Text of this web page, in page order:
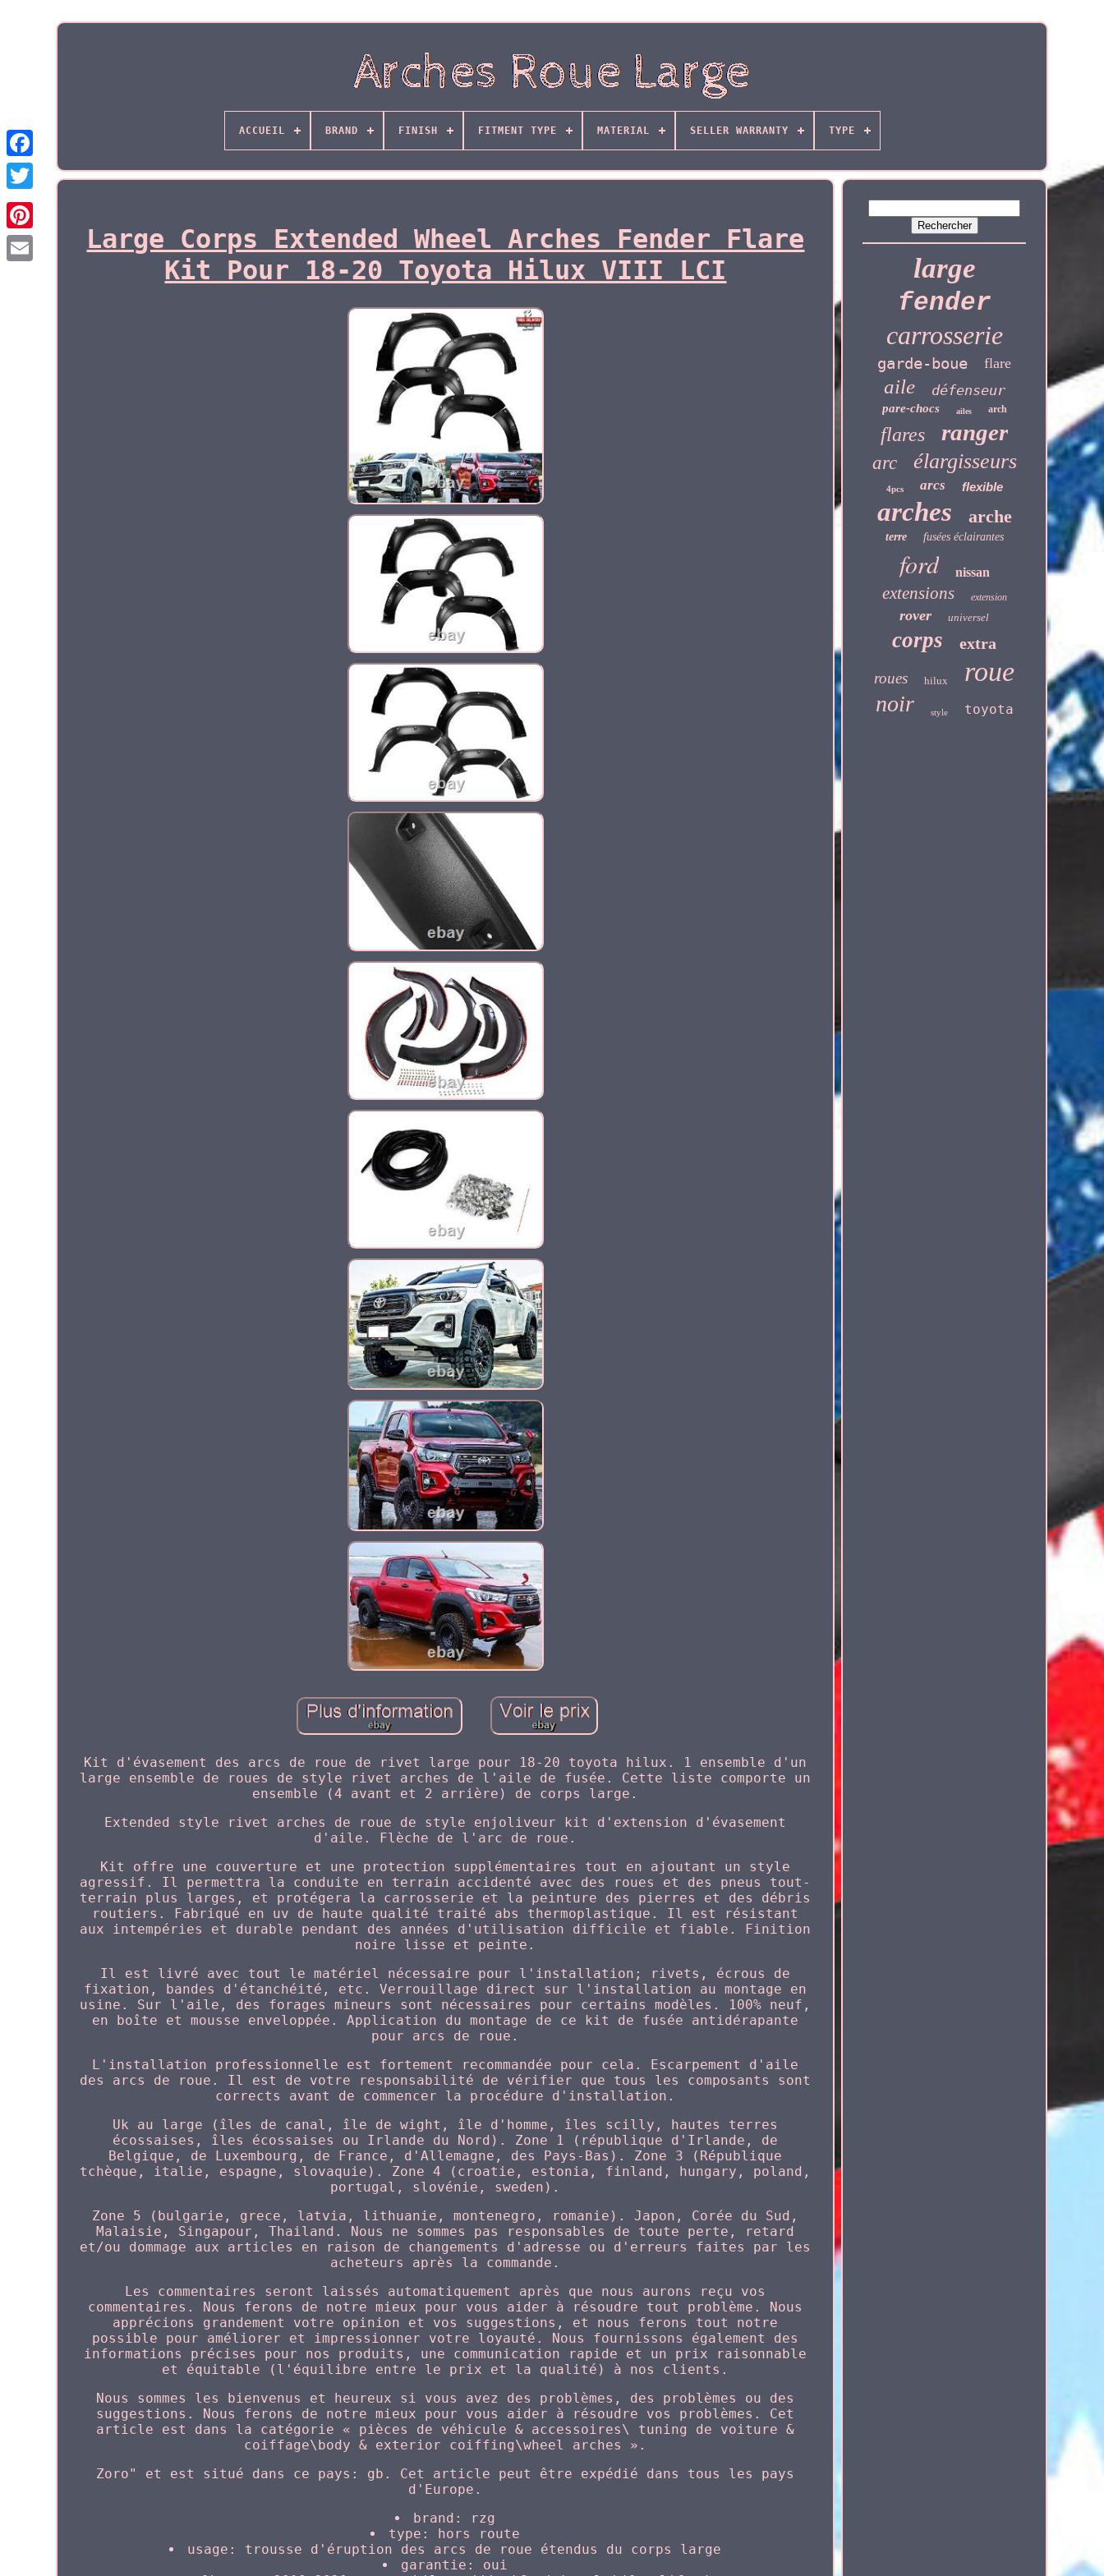
ACCUEIL BRAND FINISH FITMENT TYPE MATERIAL SELLER WARRANTY TYPE
Large Corps Extended Wheel Arches Fender Flare
Kit Pour 18-20 Toyota Hilux VIII LCI
Kit d'évasement des arcs de roue de rivet large pour 18-20 toyota hilux. 1 ensemble d'un
large ensemble de roues de style rivet arches de l'aile de fusée. Cette liste comporte un
ensemble (4 avant et 2 arrière) de corps large.
Extended style rivet arches de roue de style enjoliveur kit d'extension d'évasement
d'aile. Flèche de l'arc de roue.
Kit offre une couverture et une protection supplémentaires tout en ajoutant un style
agressif. Il permettra la conduite en terrain accidenté avec des roues et des pneus tout-
terrain plus larges, et protégera la carrosserie et la peinture des pierres et des débris
routiers. Fabriqué en uv de haute qualité traité abs thermoplastique. Il est résistant
aux intempéries et durable pendant des années d'utilisation difficile et fiable. Finition
noire lisse et peinte.
Il est livré avec tout le matériel nécessaire pour l'installation; rivets, écrous de
fixation, bandes d'étanchéité, etc. Verrouillage direct sur l'installation au montage en
usine. Sur l'aile, des forages mineurs sont nécessaires pour certains modèles. 100% neuf,
en boîte et mousse enveloppée. Application du montage de ce kit de fusée antidérapante
pour arcs de roue.
L'installation professionnelle est fortement recommandée pour cela. Escarpement d'aile
des arcs de roue. Il est de votre responsabilité de vérifier que tous les composants sont
corrects avant de commencer la procédure d'installation.
Uk au large (îles de canal, île de wight, île d'homme, îles scilly, hautes terres
écossaises, îles écossaises ou Irlande du Nord). Zone 1 (république d'Irlande, de
Belgique, de Luxembourg, de France, d'Allemagne, des Pays-Bas). Zone 3 (République
tchèque, italie, espagne, slovaquie). Zone 4 (croatie, estonia, finland, hungary, poland,
portugal, slovénie, sweden).
Zone 5 (bulgarie, grece, latvia, lithuanie, montenegro, romanie). Japon, Corée du Sud,
Malaisie, Singapour, Thailand. Nous ne sommes pas responsables de toute perte, retard
et/ou dommage aux articles en raison de changements d'adresse ou d'erreurs faites par les
acheteurs après la commande.
Les commentaires seront laissés automatiquement après que nous aurons reçu vos
commentaires. Nous ferons de notre mieux pour vous aider à résoudre tout problème. Nous
apprécions grandement votre opinion et vos suggestions, et nous ferons tout notre
possible pour améliorer et impressionner votre loyauté. Nous fournissons également des
informations précises pour nos produits, une communication rapide et un prix raisonnable
et équitable (l'équilibre entre le prix et la qualité) à nos clients.
Nous sommes les bienvenus et heureux si vous avez des problèmes, des problèmes ou des
suggestions. Nous ferons de notre mieux pour vous aider à résoudre vos problèmes. Cet
article est dans la catégorie « pièces de véhicule & accessoires\ tuning de voiture &
coiffage\body & exterior coiffing\wheel arches ».
Zoro" et est situé dans ce pays: gb. Cet article peut être expédié dans tous les pays
d'Europe.
brand: rzg
type: hors route
usage: trousse d'éruption des arcs de roue étendus du corps large
garantie: oui
large
fender
carrosserie
garde-boue flare
aile défenseur
pare-chocs ailes arch
flares ranger
arc élargisseurs
4pcs arcs flexible
arches arche
terre fusées éclairantes
ford nissan
extensions extension
rover universel
corps extra
roues hilux roue
noir style toyota